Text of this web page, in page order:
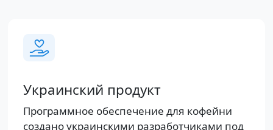
Украинский продукт
Программное обеспечение для кофейни
создано украинскими разработчиками под